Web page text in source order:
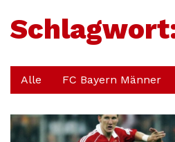
Alle FC Bayern Männer